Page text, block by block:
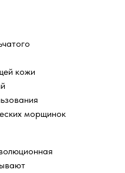
кожи
морщинок